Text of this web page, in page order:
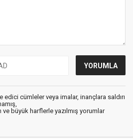
edici cümleler veya imalar, inançlara saldırı
büyük harflerle yazılmış yorumlar